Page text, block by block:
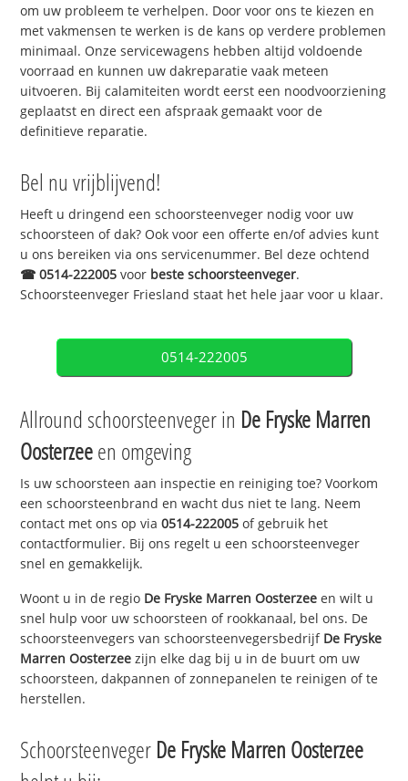
om uw probleem te verhelpen. Door voor ons te kiezen en
met vakmensen te werken is de kans op verdere problemen
minimaal. Onze servicewagens hebben altijd voldoende
voorraad en kunnen uw dakreparatie vaak meteen
uitvoeren. Bij calamiteiten wordt eerst een noodvoorziening
geplaatst en direct een afspraak gemaakt voor de
definitieve reparatie.
Bel nu vrijblijvend!
Heeft u dringend een schoorsteenveger nodig voor uw
schoorsteen of dak? Ook voor een offerte en/of advies kunt
u ons bereiken via ons servicenummer. Bel deze ochtend
☎0514-222005 voor beste schoorsteenveger.
Schoorsteenveger Friesland staat het hele jaar voor u klaar.
0514-222005
Allround schoorsteenveger in De Fryske Marren
Oosterzeeen omgeving
Is uw schoorsteen aan inspectie en reiniging toe? Voorkom
een schoorsteenbrand en wacht dus niet te lang. Neem
contact met ons op via0514-222005 of gebruik het
contactformulier. Bij ons regelt u een schoorsteenveger
snel en gemakkelijk.
Woont u in de regio De Fryske Marren Oosterzee en wilt u
snel hulp voor uw schoorsteen of rookkanaal, bel ons. De
schoorsteenvegers van schoorsteenvegersbedrijf De Fryske
Marren Oosterzee zijn elke dag bij u in de buurt om uw
schoorsteen, dakpannen of zonnepanelen te reinigen of te
herstellen.
Schoorsteenveger De Fryske Marren Oosterzee